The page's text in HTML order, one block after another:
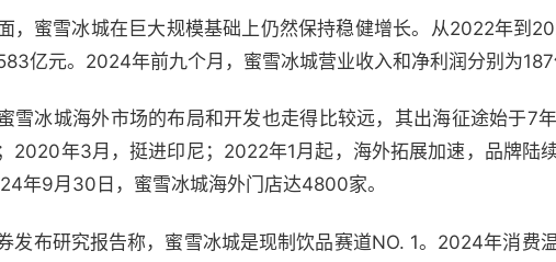
，蜜雪冰城在巨大规模基础上仍然保持稳健增长。从2022年到
亿元。2024年前九个月，蜜雪冰城营业收入和净利润分别为
雪冰城海外市场的布局和开发也走得比较远，其出海征途始于7
2020年3月，挺进印尼；2022年1月起，海外拓展加速，品牌陆
年9月30日，蜜雪冰城海外门店达4800家。
发布研究报告称，蜜雪冰城是现制饮品赛道NO. 1。2024年消费